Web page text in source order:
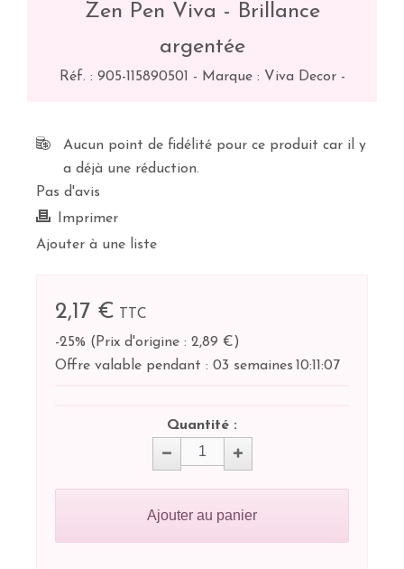
Zen Pen Viva - Brillance
argentée
Réf. : 905-115890501 - Marque : Viva Decor -
Aucun point de fidélité pour ce produit car il y
a déjà une réduction.
Pas d'avis
Imprimer
Ajouter à une liste
2,17 €
TTC
-25% ( Prix d'origine : 2,89 €)
Offre valable pendant : 03 semaines 10:11:07
Quantité :
Ajouter au panier